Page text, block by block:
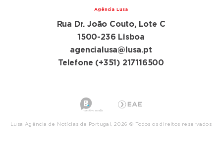
Agência Lusa
Rua Dr. João Couto, Lote C
1500-236 Lisboa
agencialusa@lusa.pt
Telefone (+351) 217116500
Lusa Agência de Notícias de Portugal, 2026 © Todos os direitos reservados